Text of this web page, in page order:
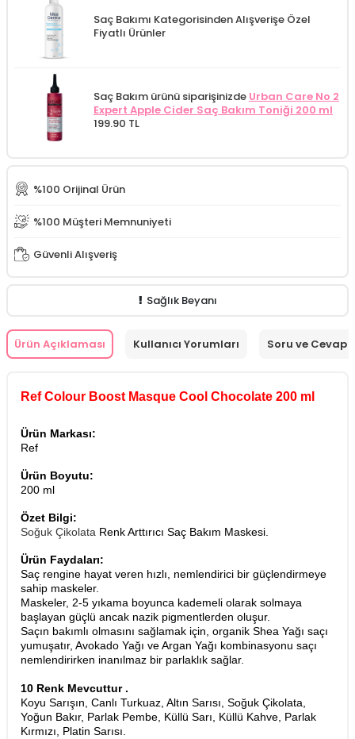
Saç Bakımı Kategorisinden Alışverişe Özel
Fiyatlı Ürünler
Saç Bakım ürünü siparişinizde Urban Care No 2
Expert Apple Cider Saç Bakım Toniği 200 ml
199.90 TL
%100 Orijinal Ürün
%100 Müşteri Memnuniyeti
Güvenli Alışveriş
Sağlık Beyanı
Ürün Açıklaması Kullanıcı Yorumları Soru ve Cevap
Ref Colour Boost Masque Cool Chocolate 200 ml
Ürün Markası:
Ref
Ürün Boyutu:
200 ml
Özet Bilgi:
Soğuk Çikolata Renk Arttırıcı Saç Bakım Maskesi.
Ürün Faydaları:
Saç rengine hayat veren hızlı, nemlendirici bir güçlendirmeye
sahip maskeler.
Maskeler, 2-5 yıkama boyunca kademeli olarak solmaya
başlayan güçlü ancak nazik pigmentlerden oluşur.
Saçın bakımlı olmasını sağlamak için, organik Shea Yağı saçı
yumuşatır, Avokado Yağı ve Argan Yağı kombinasyonu saçı
nemlendirirken inanılmaz bir parlaklık sağlar.
10 Renk Mevcuttur .
Koyu Sarışın, Canlı Turkuaz, Altın Sarısı, Soğuk Çikolata,
Yoğun Bakır, Parlak Pembe, Küllü Sarı, Küllü Kahve, Parlak
Kırmızı, Platin Sarısı.